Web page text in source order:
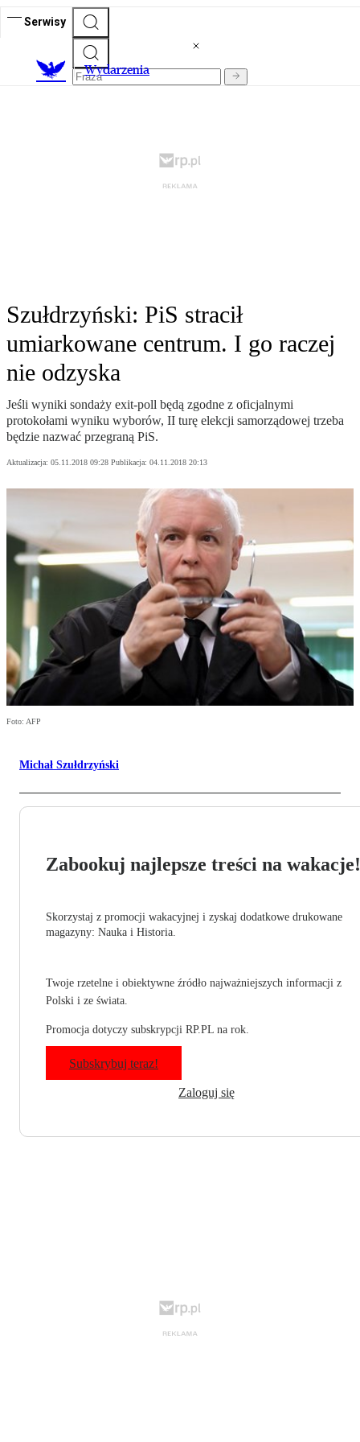
Serwisy
Wydarzenia
Szułdrzyński: PiS stracił
umiarkowane centrum. I go raczej
nie odzyska
Jeśli wyniki sondaży exit-poll będą zgodne z oficjalnymi
protokołami wyniku wyborów, II turę elekcji samorządowej trzeba
będzie nazwać przegraną PiS.
Aktualizacja: 05.11.2018 09:28 Publikacja: 04.11.2018 20:13
Foto: AFP
Michał Szułdrzyński
Zabookuj najlepsze treści na wakacje!
Skorzystaj z promocji wakacyjnej i zyskaj dodatkowe drukowane
magazyny: Nauka i Historia.
Twoje rzetelne i obiektywne źródło najważniejszych informacji z
Polski i ze świata.
Promocja dotyczy subskrypcji RP.PL na rok.
Subskrybuj teraz!
Zaloguj się